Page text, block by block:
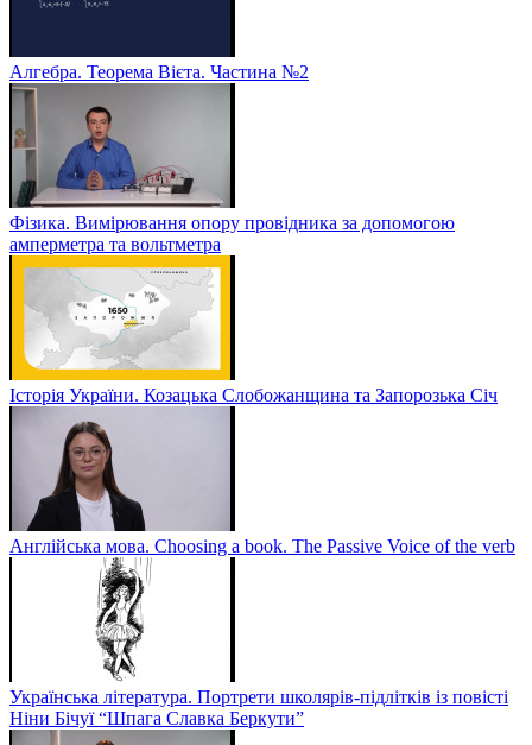
Алгебра. Теорема Вієта. Частина №2
Фізика. Вимірювання опору провідника за допомогою
амперметра та вольтметра
Історія України. Козацька Слобожанщина та Запорозька Січ
Англійська мова. Choosing a book. The Passive Voice of the verb
Українська література. Портрети школярів-підлітків із повісті
Ніни Бічуї “Шпага Славка Беркути”